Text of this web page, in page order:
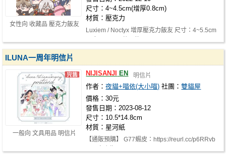
女性向 收藏品 壓克力飯友
尺寸：4~4.5cm(增厚0.8cm)
材質：壓克力
Luxiem / Noctyx 增厚壓克力飯友 尺寸：4~5.5cm
一般向 文具用品 明信片
ILUNA一周年明信片
NIJISANJI EN 明信片
作者：夜貓+喵依(大小喵) 社團：雙貓屋
價格：30元
發售日期：2023-08-12
尺寸：10.5*14.8cm
材質：星河紙
【通販預購】 G77蝦皮：https://reurl.cc/p6RRvb